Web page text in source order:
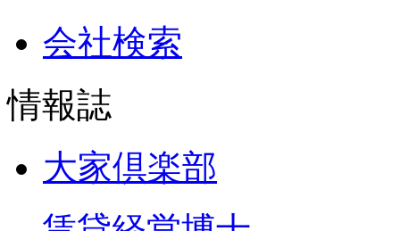
会社検索
情報誌
大家倶楽部